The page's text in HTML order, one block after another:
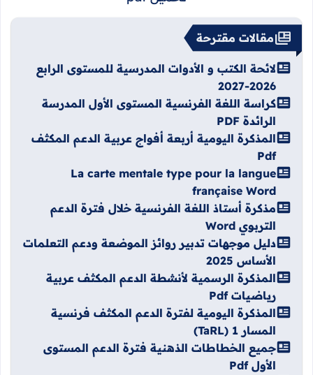
مقالات مقترحة
لائحة الكتب و الأدوات المدرسية للمستوى الرابع
2026-2027
كراسة اللغة الفرنسية المستوى الأول المدرسة
الرائدة PDF
المذكرة اليومية أربعة أفواج عربية الدعم المكثف
Pdf
La carte mentale type pour la langue
française Word
مذكرة أستاذ اللغة الفرنسية خلال فترة الدعم
التربوي Word
دليل موجهات تدبير روائز الموضعة ودعم التعلمات
الأساس 2025
المذكرة الرسمية لأنشطة الدعم المكثف عربية
رياضيات Pdf
المذكرة اليومية لفترة الدعم المكثف فرنسية
المسار 1 (TaRL)
جميع الخطاطات الذهنية فترة الدعم المستوى
الأول Pdf